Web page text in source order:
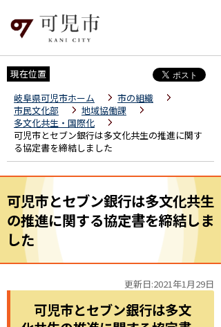
現在位置
岐阜県可児市ホーム
市の組織
市民文化部
地域協働課
多文化共生・国際化
可児市とセブン銀行は多文化共生の推進に関す
る協定書を締結しました
可児市とセブン銀行は多文化共生
の推進に関する協定書を締結しま
した
更新日:2021年1月29日
可児市とセブン銀行は多文